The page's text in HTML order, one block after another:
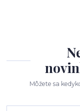
Môžete sa